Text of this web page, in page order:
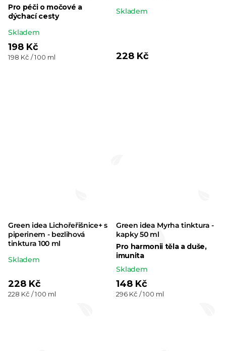
Pro péči o močové a
dýchací cesty
Průměrné
hodnocení
produktu
Skladem
198 Kč
Měrná
198 Kč / 100 ml
Průměrné
je
Skladem
228 Kč
Green idea Lichořeřišnice+ s
piperinem - bezlihová
tinktura 100 ml
Průměrné
produktu
Skladem
228 Kč
Měrná
228 Kč / 100 ml
Green idea Myrha tinktura -
kapky 50 ml
Pro harmonii těla a duše,
imunita
Skladem
148 Kč
Měrná
296 Kč / 100 ml